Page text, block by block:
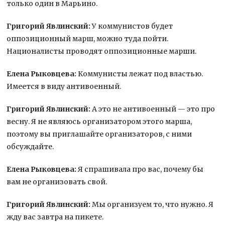
только один в Марьино.
Григорий Явлинский:У коммунистов будет
оппозиционный марш, можно туда пойти.
Националисты проводят оппозиционные марши.
Елена Рыковцева: Коммунисты лежат под властью.
Имеется в виду антивоенный.
Григорий Явлинский: А это не антивоенный — это про
весну. Я не являюсь организатором этого марша,
поэтому вы приглашайте организаторов, с ними
обсуждайте.
Елена Рыковцева: Я спрашивала про вас, почему бы
вам не организовать свой.
Григорий Явлинский: Мы организуем то, что нужно. Я
жду вас завтра на пикете.